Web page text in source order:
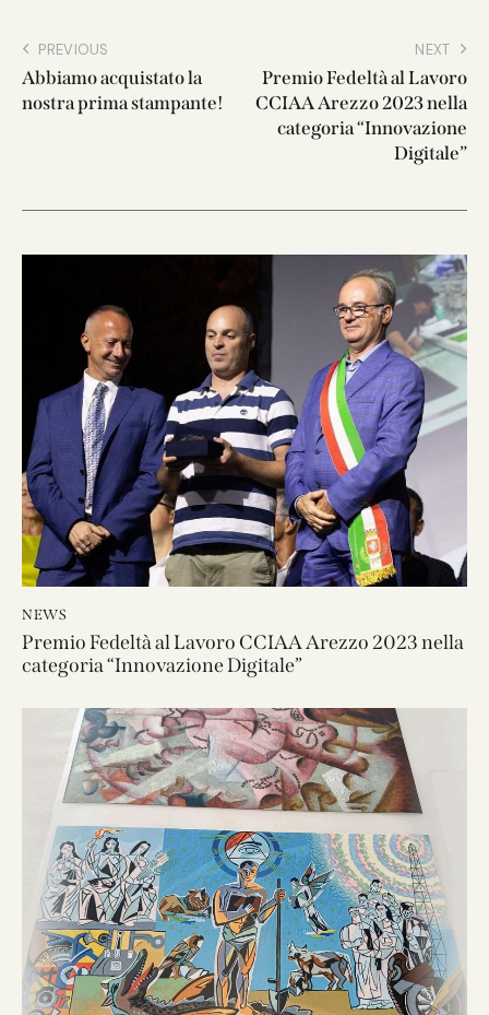
PREVIOUS
Abbiamo acquistato la
nostra prima stampante!
NEXT
Premio Fedeltà al Lavoro
CCIAA Arezzo 2023 nella
categoria “Innovazione
Digitale”
NEWS
Premio Fedeltà al Lavoro CCIAA Arezzo 2023 nella
categoria “Innovazione Digitale”